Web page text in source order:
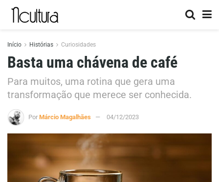
Início Histórias Curiosidades
Basta uma chávena de café
Para muitos, uma rotina que gera uma
transformação que merece ser conhecida.
Por Márcio Magalhães 04/12/2023